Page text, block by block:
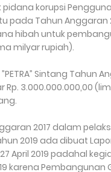
korupsi
Tahun Anggaran
hibah untuk
milyar rupiah).
Sintang
Rp. 3.000.000.000,00
2017 dalam
2019 ada dibuat
April 2019 padahal
karena Pembangunan